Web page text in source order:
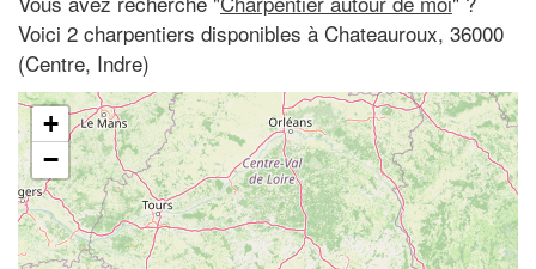
Voici 2 charpentiers disponibles à Chateauroux, 36000
(Centre, Indre)
+
−